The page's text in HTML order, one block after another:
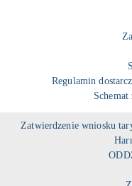
Regulamin
Zatwierdzenie wniosku